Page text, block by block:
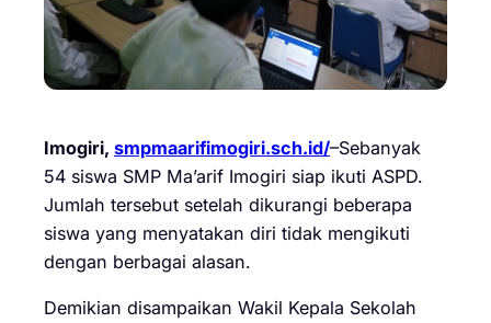
Imogiri, smpmaarifimogiri.sch.id/–Sebanyak
54 siswa SMP Ma’arif Imogiri siap ikuti ASPD.
Jumlah tersebut setelah dikurangi beberapa
siswa yang menyatakan diri tidak mengikuti
dengan berbagai alasan.
Demikian disampaikan Wakil Kepala Sekolah